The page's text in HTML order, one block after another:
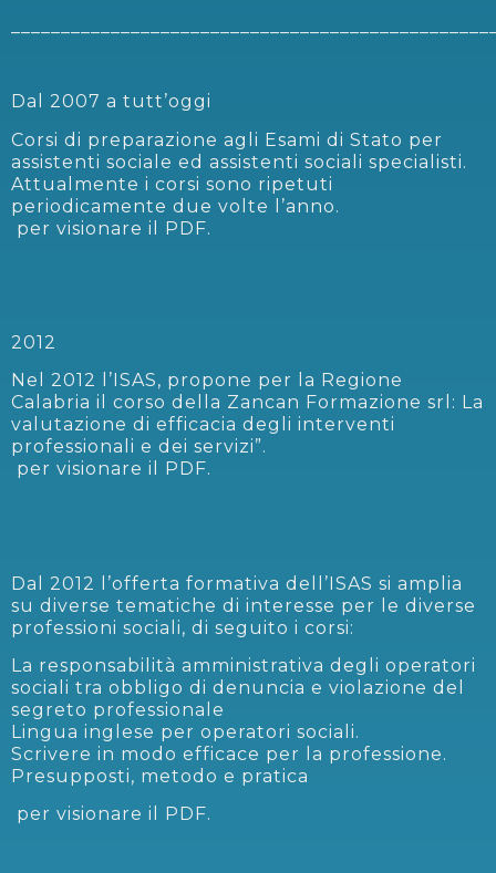
Dal 2007 a tutt’oggi
Corsi di preparazione agli Esami di Stato per
assistenti sociale ed assistenti sociali specialisti.
Attualmente i corsi sono ripetuti
periodicamente due volte l’anno.
per visionare il PDF.
2012
Nel 2012 l’ISAS, propone per la Regione
Calabria il corso della Zancan Formazione srl: La
valutazione di efficacia degli interventi
professionali e dei servizi”.
per visionare il PDF.
Dal 2012 l’offerta formativa dell’ISAS si amplia
su diverse tematiche di interesse per le diverse
professioni sociali, di seguito i corsi:
La responsabilità amministrativa degli operatori
sociali tra obbligo di denuncia e violazione del
segreto professionale
Lingua inglese per operatori sociali.
Scrivere in modo efficace per la professione.
Presupposti, metodo e pratica
per visionare il PDF.